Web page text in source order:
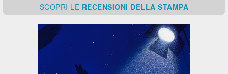
SCOPRI LE RECENSIONI DELLA STAMPA